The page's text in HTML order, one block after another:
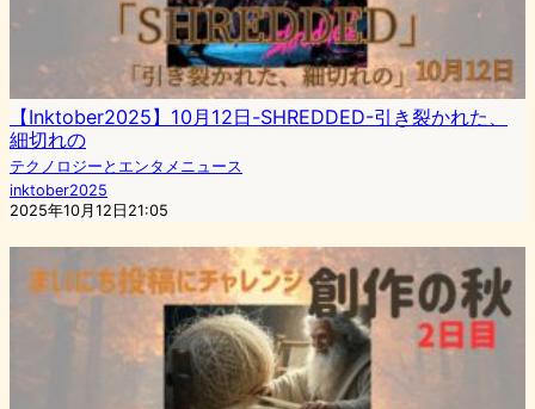
【Inktober2025】10月12日-SHREDDED-引き裂かれた、
細切れの
テクノロジーとエンタメニュース
inktober2025
2025年10月12日21:05